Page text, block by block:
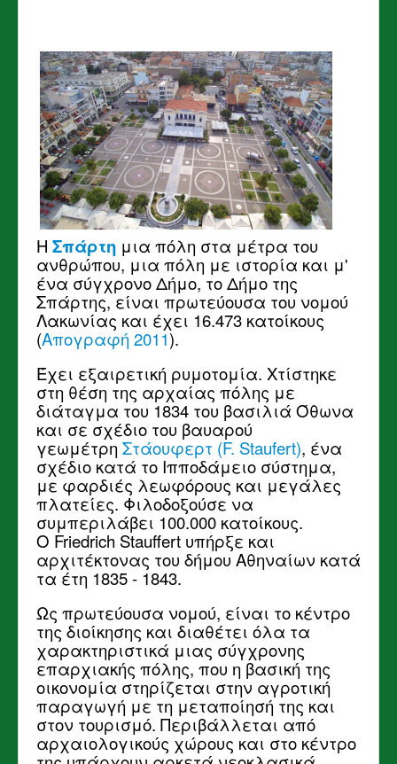
Η Σπάρτη μια πόλη στα μέτρα του
ανθρώπου, μια πόλη με ιστορία και μ'
ένα σύγχρονο Δήμο, το Δήμο της
Σπάρτης, είναι πρωτεύουσα του νομού
Λακωνίας και έχει 16.473 κατοίκους
(Απογραφή 2011).
Έχει εξαιρετική ρυμοτομία. Χτίστηκε
στη θέση της αρχαίας πόλης με
διάταγμα του 1834 του βασιλιά Όθωνα
και σε σχέδιο του βαυαρού
γεωμέτρη Στάουφερτ (F. Staufert), ένα
σχέδιο κατά το Ιπποδάμειο σύστημα,
με φαρδιές λεωφόρους και μεγάλες
πλατείες. Φιλοδοξούσε να
συμπεριλάβει 100.000 κατοίκους.
Ο Friedrich Stauffert υπήρξε και
αρχιτέκτονας του δήμου Αθηναίων κατά
ταέτη 1835 - 1843.
Ως πρωτεύουσα νομού, είναι το κέντρο
της διοίκησης και διαθέτει όλα τα
χαρακτηριστικά μιας σύγχρονης
επαρχιακής πόλης, που η βασική της
οικονομία στηρίζεται στην αγροτική
παραγωγή με τη μεταποίησή της και
στον τουρισμό. Περιβάλλεται από
αρχαιολογικούς χώρους και στο κέντρο